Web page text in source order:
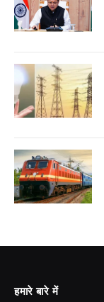
हमारे बारे में